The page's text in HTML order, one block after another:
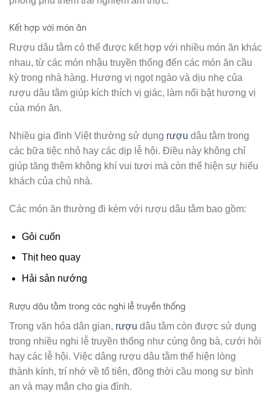
Kết hợp với món ăn
Rượu dâu tằm có thể được kết hợp với nhiều món ăn khác
nhau, từ các món nhậu truyền thống đến các món ăn cầu
kỳ trong nhà hàng. Hương vị ngọt ngào và dịu nhẹ của
rượu dâu tằm giúp kích thích vị giác, làm nổi bật hương vị
của món ăn.
Nhiều gia đình Việt thường sử dụng rượu dâu tằm trong
các bữa tiệc nhỏ hay các dịp lễ hội. Điều này không chỉ
giúp tăng thêm không khí vui tươi mà còn thể hiện sự hiếu
khách của chủ nhà.
Các món ăn thường đi kèm với rượu dâu tằm bao gồm:
Gỏi cuốn
Thịt heo quay
Hải sản nướng
Rượu dâu tằm trong các nghi lễ truyền thống
Trong văn hóa dân gian, rượu dâu tằm còn được sử dụng
trong nhiều nghi lễ truyền thống như cúng ông bà, cưới hỏi
hay các lễ hội. Việc dâng rượu dâu tằm thể hiện lòng
thành kính, trí nhớ về tổ tiên, đồng thời cầu mong sự bình
an và may mắn cho gia đình.